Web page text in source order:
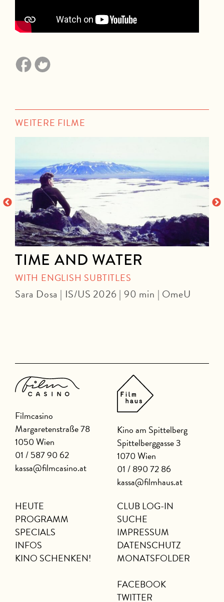
WEITERE FILME
TIME AND WATER
WITH ENGLISH SUBTITLES
Sara Dosa | IS/US 2026 | 90 min | OmeU
Filmcasino
Margaretenstraße 78
1050 Wien
01 / 587 90 62
kassa@filmcasino.at
Kino am Spittelberg
Spittelberggasse 3
1070 Wien
01 / 890 72 86
kassa@filmhaus.at
HEUTE
PROGRAMM
SPECIALS
INFOS
KINO SCHENKEN!
CLUB LOG-IN
SUCHE
IMPRESSUM
DATENSCHUTZ
MONATSFOLDER
FACEBOOK
TWITTER